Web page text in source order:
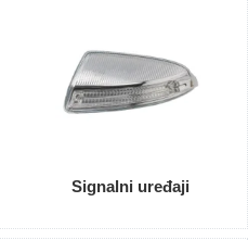
Signalni uređaji